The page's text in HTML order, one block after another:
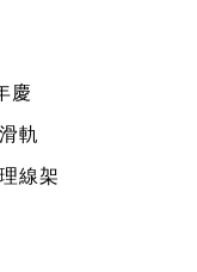
慶
軌
線架